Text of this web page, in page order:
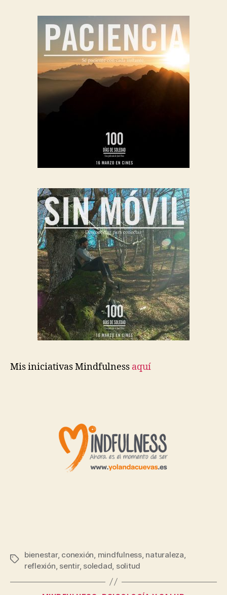
Mis iniciativas Mindfulness aquí
bienestar, conexión, mindfulness, naturaleza,
reflexión, sentir, soledad, solitud